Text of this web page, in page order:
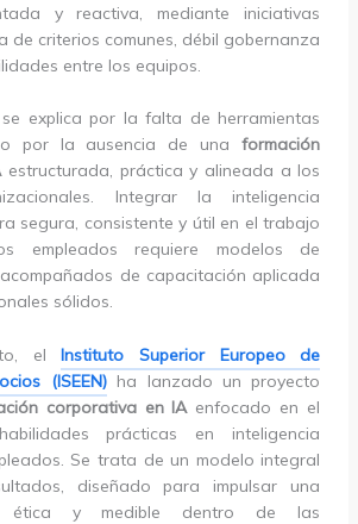
y reactiva, mediante iniciativas
de criterios comunes, débil gobernanza
entre los equipos.
explica por la falta de herramientas
por la ausencia de unaformación
estructurada, práctica y alineada a los
Integrar la inteligencia
segura, consistente y útil en el trabajo
empleados requiere modelos de
de capacitación aplicada
sólidos.
elInstituto Superior Europeo de
(ISEEN)ha lanzado un proyecto
corporativa en IAenfocado en el
prácticas en inteligencia
Se trata de un modelo integral
diseñado para impulsar una
ética y medible dentro de las